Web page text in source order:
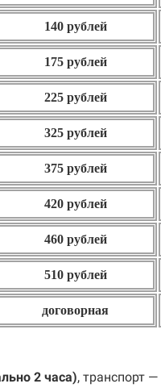
140 рублей
175 рублей
225 рублей
325 рублей
375 рублей
420 рублей
460рублей
510 рублей
договорная
2 часа), транспорт —